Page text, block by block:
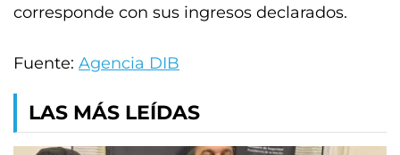
corresponde con sus ingresos declarados.
Fuente: Agencia DIB
LAS MÁS LEÍDAS